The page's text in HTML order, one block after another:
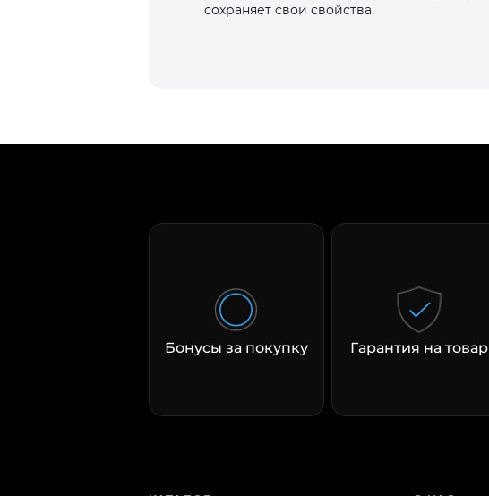
сохраняет свои свойства.
Бонусы за покупку Гарантия на товар